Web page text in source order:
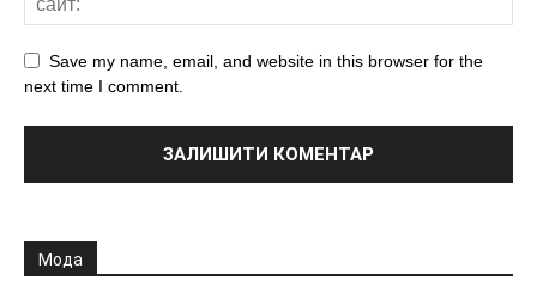
Save my name, email, and website in this browser for the
next time I comment.
Мода